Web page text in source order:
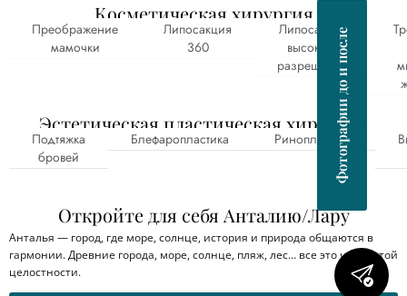
Косметическая хирургия
Преображение
мамочки
Липосакция
360
Липосакция
высокого
разрешения
Эстетическая пластическая хирургия
Подтяжка
бровей
Блефаропластика Ринопластика
Откройте для себя Анталию/Лару
Анталья — город, где море, солнце, история и природа общаются в
гармонии. Древние города, море, солнце, пляж, лес… все это части этой
целостности.
Фотографии до и после